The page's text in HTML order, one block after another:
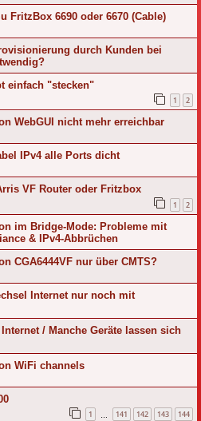
FritzBox 6690 oder 6670 (Cable)
durch Kunden bei
einfach "stecken"
1 2
WebGUI nicht mehr erreichbar
IPv4 alle Ports dicht
VF Router oder Fritzbox
1 2
im Bridge-Mode: Probleme mit
& IPv4-Abbrüchen
CGA6444VF nur über CMTS?
Internet nur noch mit
/ Manche Geräte lassen sich
WiFi channels
1 141 142 143 144